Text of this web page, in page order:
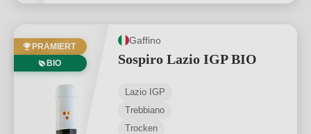
PRÄMIERT
BIO
Gaffino
Sospiro Lazio IGP BIO
Lazio IGP
Trebbiano
Trocken